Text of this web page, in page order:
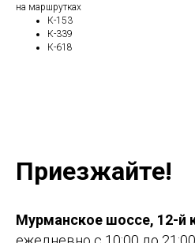
на маршрутках
К-153
К-339
К-618
Приезжайте!
Мурманское шоссе, 12-й